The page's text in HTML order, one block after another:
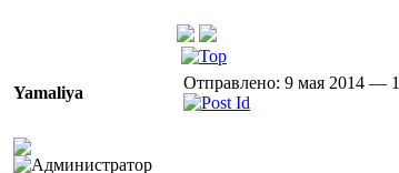
Yamaliya
Отправлено: 9 мая 2014 —